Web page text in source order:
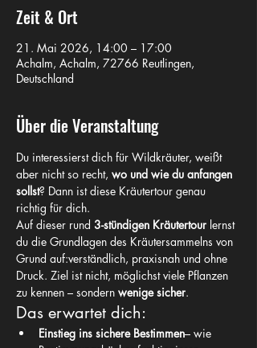
Zeit & Ort
21. Mai 2026, 14:00 – 17:00
Achalm, Achalm, 72766 Reutlingen,
Deutschland
Über die Veranstaltung
Du interessierst dich für Wildkräuter, weißt
aber nicht so recht, wo und wie du anfangen
sollst? Dann ist diese Kräutertour genau
richtig für dich.
Auf dieser rund 3-stündigen Kräutertour lernst
du die Grundlagen des Kräutersammelns von
Grund auf:verständlich, praxisnah und ohne
Druck. Ziel ist nicht, möglichst viele Pflanzen
zu kennen – sondern wenige sicher.
Das erwartet dich:
Einstieg ins sichere Bestimmen– wie